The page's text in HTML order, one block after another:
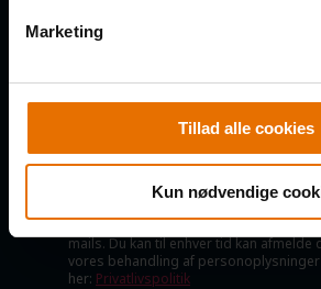
Marketing
Tillad alle cookies
Kun nødvendige
SMS og telefoniske opkald med
mv., samt indsamling af oplysninger
mails. Du kan til enhver tid kan
vores behandling af
her: Privatlivspolitik